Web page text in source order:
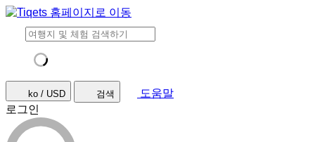
ko / USD 검색
도움말
로그인